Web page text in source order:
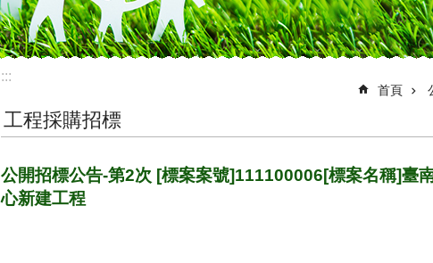
:::
首頁
工程採購招標
公開招標公告-第2次 [標案案號]111100006[標案名稱]臺
心新建工程